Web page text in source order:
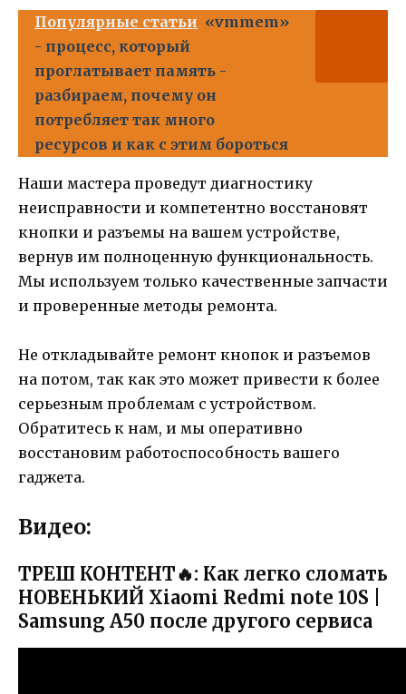
Популярные статьи «vmmem»
- процесс, который
проглатывает память -
разбираем, почему он
потребляет так много
ресурсов и как с этим бороться
Наши мастера проведут диагностику
неисправности и компетентно восстановят
кнопки и разъемы на вашем устройстве,
вернув им полноценную функциональность.
Мы используем только качественные запчасти
и проверенные методы ремонта.
Не откладывайте ремонт кнопок и разъемов
на потом, так как это может привести к более
серьезным проблемам с устройством.
Обратитесь к нам, и мы оперативно
восстановим работоспособность вашего
гаджета.
Видео:
ТРЕШ КОНТЕНТ🔥: Как легко сломать
НОВЕНЬКИЙ Xiaomi Redmi note 10S |
Samsung A50 после другого сервиса